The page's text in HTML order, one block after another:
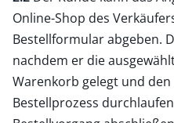
Online-Shop des
Bestellformular abgeben.
nachdem er die
Warenkorb gelegt und
Bestellprozess